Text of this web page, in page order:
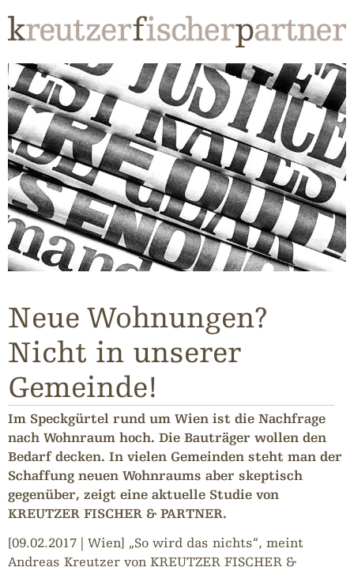
Neue Wohnungen?
Nicht in unserer
Gemeinde!
Im Speckgürtel rund um Wien ist die Nachfrage
nach Wohnraum hoch. Die Bauträger wollen den
Bedarf decken. In vielen Gemeinden steht man der
Schaffung neuen Wohnraums aber skeptisch
gegenüber, zeigt eine aktuelle Studie von
KREUTZER FISCHER & PARTNER.
[09.02.2017 | Wien] „So wird das nichts“, meint
Andreas Kreutzer von KREUTZER FISCHER &